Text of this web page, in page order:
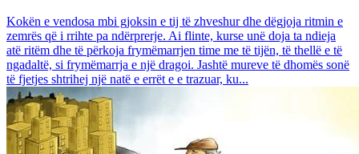
Kokën e vendosa mbi gjoksin e tij të zhveshur dhe dëgjoja ritmin e
zemrës që i rrihte pa ndërprerje. Ai flinte, kurse unë doja ta ndieja
atë ritëm dhe të përkoja frymëmarrjen time me të tijën, të thellë e të
ngadaltë, si frymëmarrja e një dragoi. Jashtë mureve të dhomës sonë
të fjetjes shtrihej një natë e errët e e trazuar, ku...